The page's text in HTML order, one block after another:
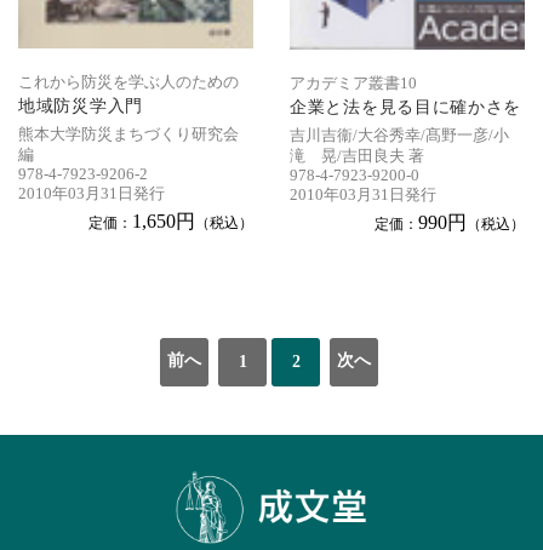
これから防災を学ぶ人のための
地域防災学入門
熊本大学防災まちづくり研究会
編
978-4-7923-9206-2
2010年03月31日発行
定価： 1,650円 （税込）
アカデミア叢書10
企業と法を見る目に確かさを
吉川吉衞/大谷秀幸/髙野一彦/小
滝 晃/吉田良夫 著
978-4-7923-9200-0
2010年03月31日発行
定価： 990円 （税込）
前へ 1 2 次へ